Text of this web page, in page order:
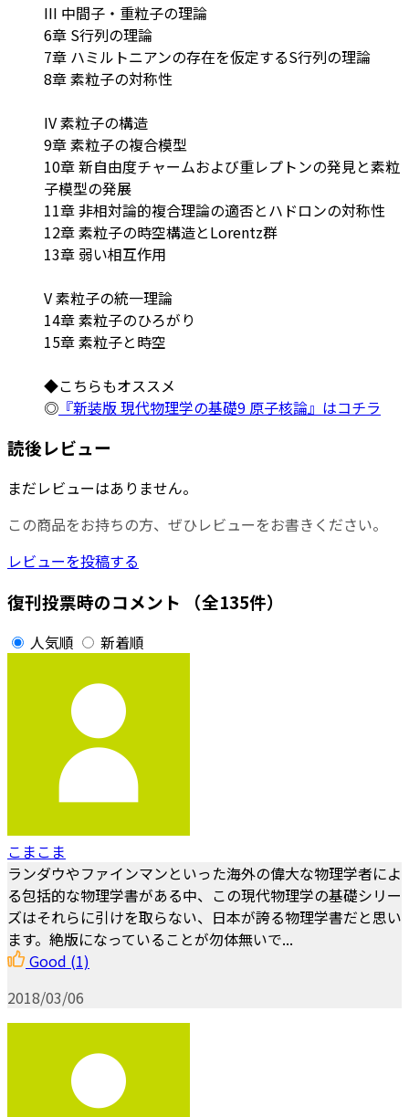
III 中間子・重粒子の理論
6章 S行列の理論
7章 ハミルトニアンの存在を仮定するS行列の理論
8章 素粒子の対称性
IV 素粒子の構造
9章 素粒子の複合模型
10章 新自由度チャームおよび重レプトンの発見と素粒
子模型の発展
11章 非相対論的複合理論の適否とハドロンの対称性
12章 素粒子の時空構造とLorentz群
13章 弱い相互作用
V 素粒子の統一理論
14章 素粒子のひろがり
15章 素粒子と時空
◆こちらもオススメ
◎ 『新装版 現代物理学の基礎9 原子核論』はコチラ
読後レビュー
まだレビューはありません。
この商品をお持ちの方、ぜひレビューをお書きください。
レビューを投稿する
復刊投票時のコメント （全135件）
人気順 新着順
こまこま
ランダウやファインマンといった海外の偉大な物理学者によ
る包括的な物理学書がある中、この現代物理学の基礎シリー
ズはそれらに引けを取らない、日本が誇る物理学書だと思い
ます。絶版になっていることが勿体無いで...
Good (1)
2018/03/06